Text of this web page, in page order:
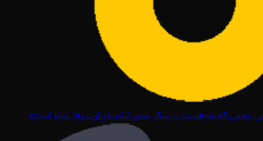
زخمی که ماه‌هاست بر پیکر محور ایذه–دزپارت رها شده است»